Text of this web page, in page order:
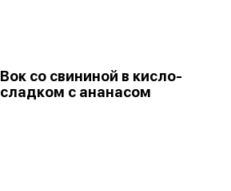
Вок со свининой в кисло-
сладком с ананасом